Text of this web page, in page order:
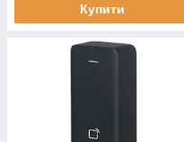
Купити